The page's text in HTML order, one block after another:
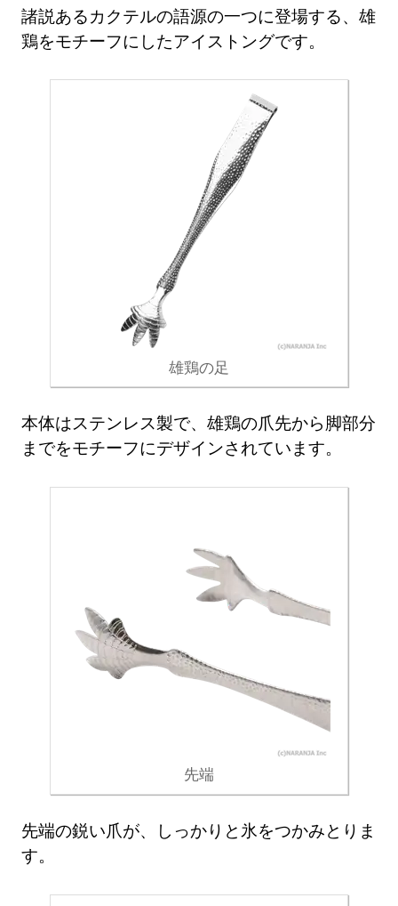
諸説あるカクテルの語源の一つに登場する、雄
鶏をモチーフにしたアイストングです。
雄鶏の足
本体はステンレス製で、雄鶏の爪先から脚部分
までをモチーフにデザインされています。
先端
先端の鋭い爪が、しっかりと氷をつかみとりま
す。